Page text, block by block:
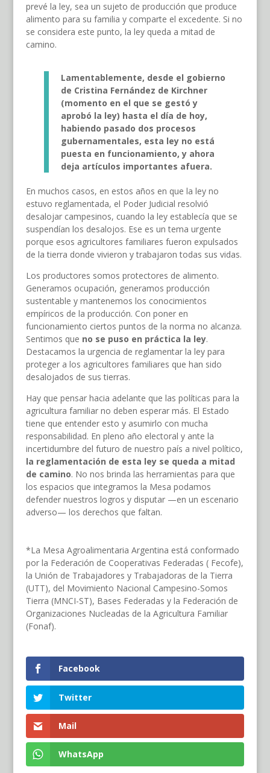
prevé la ley, sea un sujeto de producción que produce
alimento para su familia y comparte el excedente. Si no
se considera este punto, la ley queda a mitad de
camino.
Lamentablemente, desde el gobierno
de Cristina Fernández de Kirchner
(momento en el que se gestó y
aprobó la ley) hasta el día de hoy,
habiendo pasado dos procesos
gubernamentales, esta ley no está
puesta en funcionamiento, y ahora
deja artículos importantes afuera.
En muchos casos, en estos años en que la ley no
estuvo reglamentada, el Poder Judicial resolvió
desalojar campesinos, cuando la ley establecía que se
suspendían los desalojos. Ese es un tema urgente
porque esos agricultores familiares fueron expulsados
de la tierra donde vivieron y trabajaron todas sus vidas.
Los productores somos protectores de alimento.
Generamos ocupación, generamos producción
sustentable y mantenemos los conocimientos
empíricos de la producción. Con poner en
funcionamiento ciertos puntos de la norma no alcanza.
Sentimos que no se puso en práctica la ley.
Destacamos la urgencia de reglamentar la ley para
proteger a los agricultores familiares que han sido
desalojados de sus tierras.
Hay que pensar hacia adelante que las políticas para la
agricultura familiar no deben esperar más. El Estado
tiene que entender esto y asumirlo con mucha
responsabilidad. En pleno año electoral y ante la
incertidumbre del futuro de nuestro país a nivel político,
la reglamentación de esta ley se queda a mitad
de camino. No nos brinda las herramientas para que
los espacios que integramos la Mesa podamos
defender nuestros logros y disputar —en un escenario
adverso— los derechos que faltan.
*La Mesa Agroalimentaria Argentina está conformado
por la Federación de Cooperativas Federadas ( Fecofe),
la Unión de Trabajadores y Trabajadoras de la Tierra
(UTT), del Movimiento Nacional Campesino-Somos
Tierra (MNCI-ST), Bases Federadas y la Federación de
Organizaciones Nucleadas de la Agricultura Familiar
(Fonaf).
Facebook
Twitter
Mail
WhatsApp